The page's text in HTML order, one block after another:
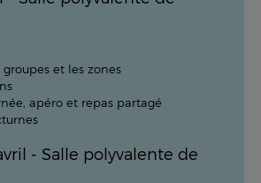
et les zones
apéro et repas partagé
- Salle polyvalente de